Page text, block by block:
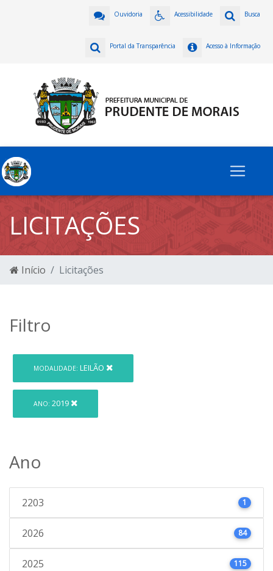
Busca
Acessibilidade
Ouvidoria
Acesso à Informação
Portal da Transparência
LICITAÇÕES
Início Licitações
Filtro
MODALIDADE: LEILÃO
ANO: 2019
Ano
2203 1
2026 84
2025 115